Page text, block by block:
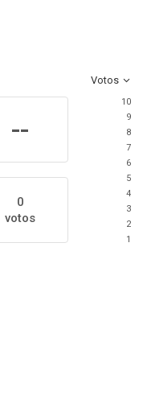
Votos
--
0
votos
10
9
8
7
6
5
4
3
2
1